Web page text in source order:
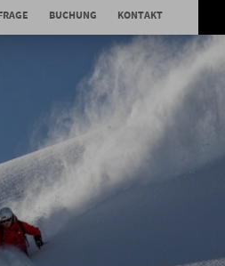
Hotel
BUCHUNG KONTAKT